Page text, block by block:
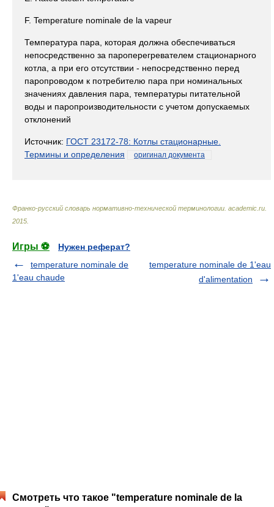
F. Temperature nominale de la vapeur
Температура пара, которая должна обеспечиваться
непосредственно за пароперегревателем стационарного
котла, а при его отсутствии - непосредственно перед
паропроводом к потребителю пара при номинальных
значениях давления пара, температуры питательной
воды и паропроизводительности с учетом допускаемых
отклонений
Источник: ГОСТ 23172-78: Котлы стационарные.
Термины и определения
оригинал документа
Франко-русский словарь нормативно-технической терминологии academic.ru
2015
Игры ⚽
Нужен реферат?
temperature nominale de
1'eau chaude
temperature nominale de 1'eau
d'alimentation
Смотреть что такое "temperature nominale de la